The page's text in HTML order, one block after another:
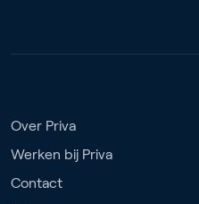
Over Priva
Werken bij Priva
Contact